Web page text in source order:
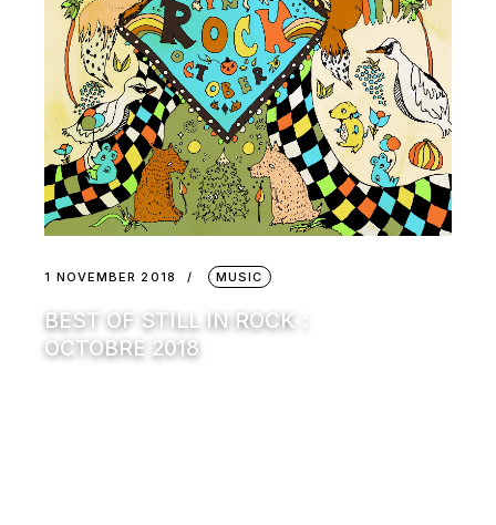
1 NOVEMBER 2018 MUSIC
BEST OF STILL IN ROCK :
OCTOBRE 2018